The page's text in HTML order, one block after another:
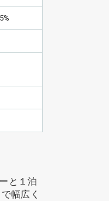
と１泊
幅広く